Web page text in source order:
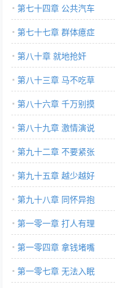
第七十四章 公共汽车
第七十七章 群体癔症
第八十章 就地抢奸
第八十三章 马不吃草
第八十六章 千万别摸
第八十九章 激情演说
第九十二章 不要紧张
第九十五章 越少越好
第九十八章 同怀异抱
第一零一章 打人有理
第一零四章 拿钱堵嘴
第一零七章 无法入眠